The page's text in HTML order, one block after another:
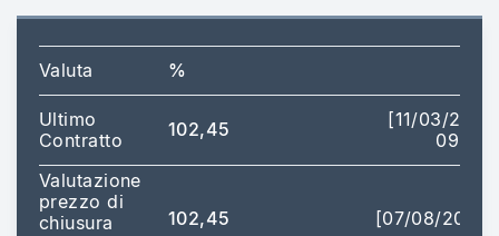
Valuta %
Ultimo
Contratto
102,45
[11/03/2026
09:00]
Valutazione
prezzo di
chiusura
102,45 [07/08/2026]